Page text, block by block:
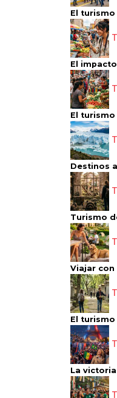
El
El
El
Destinos
Turismo
Viajar
El
La